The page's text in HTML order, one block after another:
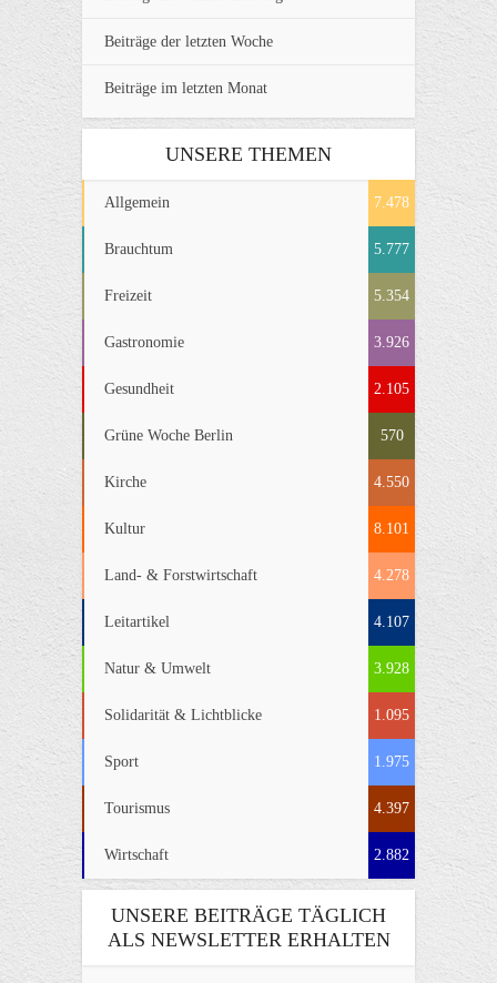
Beiträge der letzten Woche
Beiträge im letzten Monat
UNSERE THEMEN
Allgemein 7.478
Brauchtum 5.777
Freizeit 5.354
Gastronomie 3.926
Gesundheit 2.105
Grüne Woche Berlin 570
Kirche 4.550
Kultur 8.101
Land- & Forstwirtschaft 4.278
Leitartikel 4.107
Natur & Umwelt 3.928
Solidarität & Lichtblicke 1.095
Sport 1.975
Tourismus 4.397
Wirtschaft 2.882
UNSERE BEITRÄGE TÄGLICH
ALS NEWSLETTER ERHALTEN